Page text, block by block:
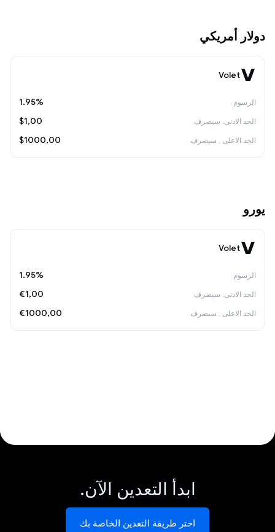
دولار أمريكي
Volet
1.95%
$1,00
$1000,00
يورو
Volet
1.95%
€1,00
€1000,00
ابدأ التعدين الآن.
اختر طريقة التعدين الخاصة بك